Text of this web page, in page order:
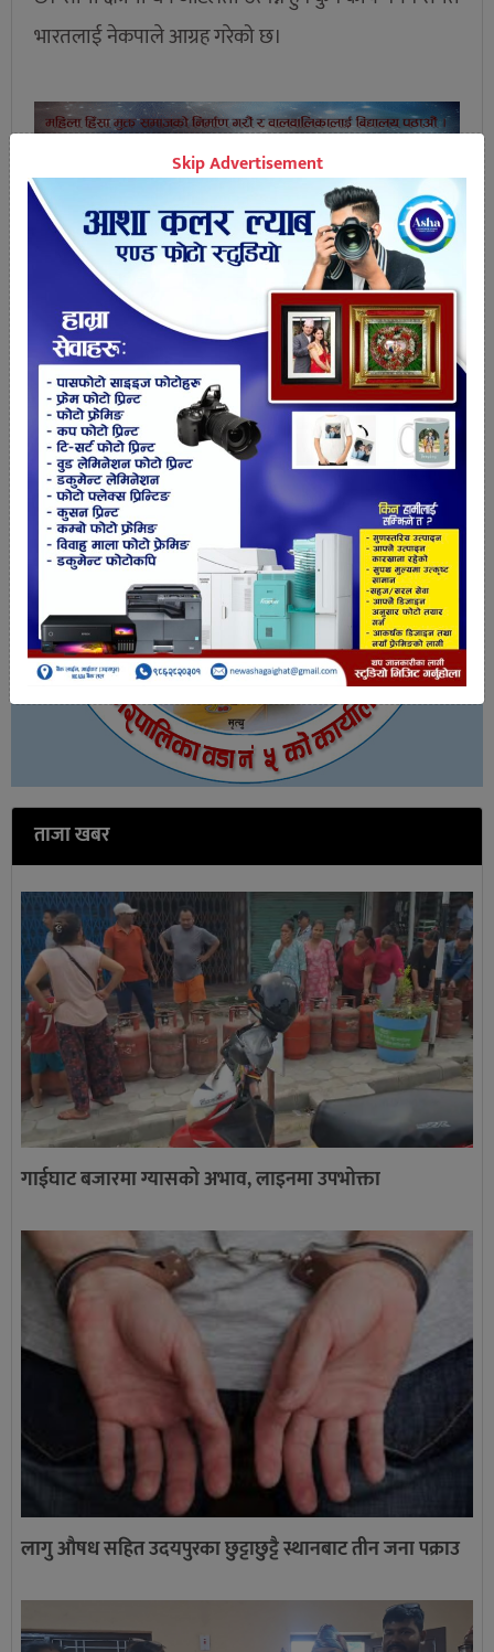
भारतलाई नेकपाले आग्रह गरेको छ।
तपाईको प्रतिक्रिया
ताजा खबर
गाईघाट बजारमा ग्यासको अभाव, लाइनमा उपभोक्ता
लागु औषध सहित उदयपुरका छुट्टाछुट्टै स्थानबाट तीन जना पक्राउ
Skip Advertisement